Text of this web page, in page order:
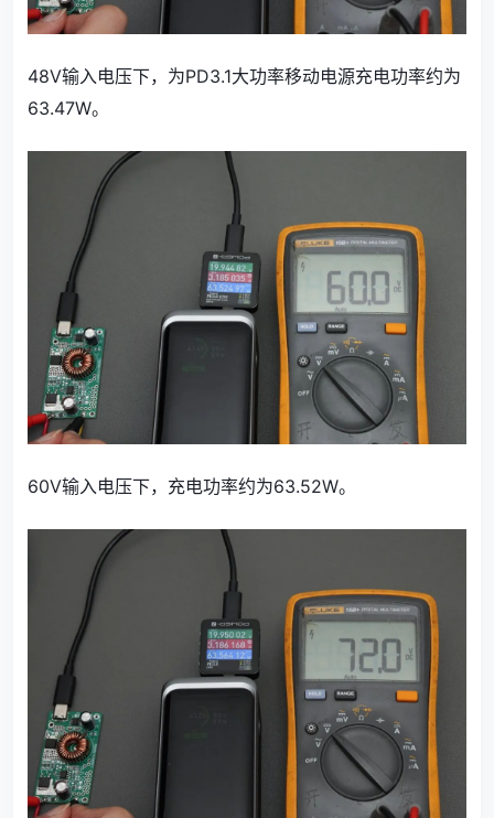
48V输入电压下，为PD3.1大功率移动电源充电功率约为
63.47W。
60V输入电压下，充电功率约为63.52W。